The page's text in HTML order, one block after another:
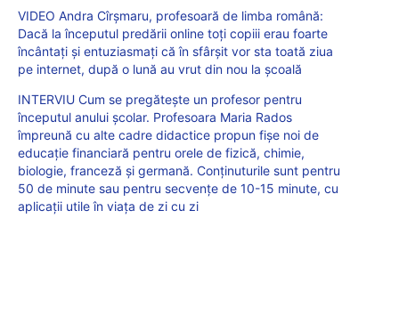
VIDEO Andra Cîrșmaru, profesoară de limba română:
Dacă la începutul predării online toți copiii erau foarte
încântați și entuziasmați că în sfârșit vor sta toată ziua
pe internet, după o lună au vrut din nou la școală
INTERVIU Cum se pregătește un profesor pentru
începutul anului școlar. Profesoara Maria Rados
împreună cu alte cadre didactice propun fișe noi de
educație financiară pentru orele de fizică, chimie,
biologie, franceză și germană. Conținuturile sunt pentru
50 de minute sau pentru secvențe de 10-15 minute, cu
aplicații utile în viața de zi cu zi